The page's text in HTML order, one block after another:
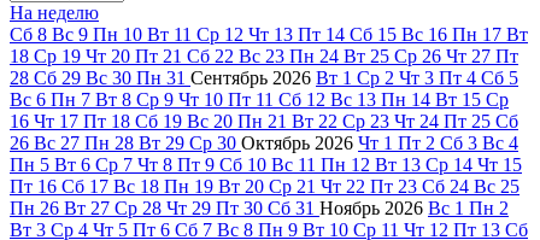
На неделю
Сб 8 Вс 9 Пн 10 Вт 11 Ср 12 Чт 13 Пт 14 Сб 15 Вс 16 Пн 17 Вт
18 Ср 19 Чт 20 Пт 21 Сб 22 Вс 23 Пн 24 Вт 25 Ср 26 Чт 27 Пт
28 Сб 29 Вс 30 Пн 31 Сентябрь 2026 Вт 1 Ср 2 Чт 3 Пт 4 Сб 5
Вс 6 Пн 7 Вт 8 Ср 9 Чт 10 Пт 11 Сб 12 Вс 13 Пн 14 Вт 15 Ср
16 Чт 17 Пт 18 Сб 19 Вс 20 Пн 21 Вт 22 Ср 23 Чт 24 Пт 25 Сб
26 Вс 27 Пн 28 Вт 29 Ср 30 Октябрь 2026 Чт 1 Пт 2 Сб 3 Вс 4
Пн 5 Вт 6 Ср 7 Чт 8 Пт 9 Сб 10 Вс 11 Пн 12 Вт 13 Ср 14 Чт 15
Пт 16 Сб 17 Вс 18 Пн 19 Вт 20 Ср 21 Чт 22 Пт 23 Сб 24 Вс 25
Пн 26 Вт 27 Ср 28 Чт 29 Пт 30 Сб 31 Ноябрь 2026 Вс 1 Пн 2
Вт 3 Ср 4 Чт 5 Пт 6 Сб 7 Вс 8 Пн 9 Вт 10 Ср 11 Чт 12 Пт 13 Сб